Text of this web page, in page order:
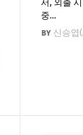
서, 외출
중…
신승엽